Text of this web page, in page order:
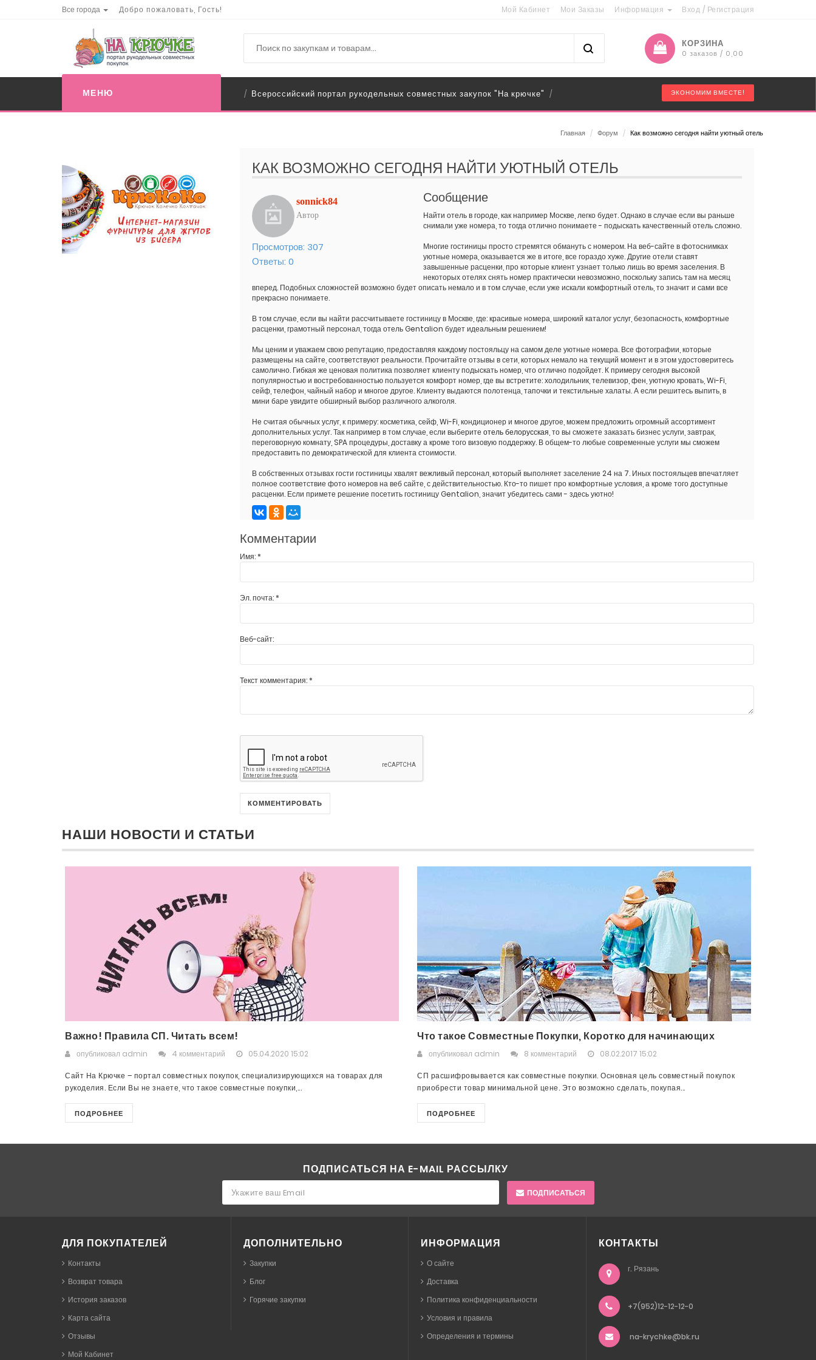
Все города Добро пожаловать, Гость! Мой Кабинет Мои Заказы Информация Вход / Регистрация
КОРЗИНА
0 заказов / 0,00
МЕНЮ / Всероссийский портал рукодельных совместных закупок "На крючке" / ЭКОНОМИМ ВМЕСТЕ!
Главная / Форум / Как возможно сегодня найти уютный отель
КАК ВОЗМОЖНО СЕГОДНЯ НАЙТИ УЮТНЫЙ ОТЕЛЬ
sonnick84
Автор
Просмотров: 307
Ответы: 0
Сообщение
Найти отель в городе, как например Москве, легко будет. Однако в случае если вы раньше
снимали уже номера, то тогда отлично понимаете - подыскать качественный отель сложно.
Многие гостиницы просто стремятся обмануть с номером. На веб-сайте в фотоснимках
уютные номера, оказывается же в итоге, все гораздо хуже. Другие отели ставят
завышенные расценки, про которые клиент узнает только лишь во время заселения. В
некоторых отелях снять номер практически невозможно, поскольку запись там на месяц
вперед. Подобных сложностей возможно будет описать немало и в том случае, если уже искали комфортный отель, то значит и сами все
прекрасно понимаете.
В том случае, если вы найти рассчитываете гостиницу в Москве, где: красивые номера, широкий каталог услуг, безопасность, комфортные
расценки, грамотный персонал, тогда отель Gentalion будет идеальным решением!
Мы ценим и уважаем свою репутацию, предоставляя каждому постояльцу на самом деле уютные номера. Все фотографии, которые
размещены на сайте, соответствуют реальности. Прочитайте отзывы в сети, которых немало на текущий момент и в этом удостоверитесь
самолично. Гибкая же ценовая политика позволяет клиенту подыскать номер, что отлично подойдет. К примеру сегодня высокой
популярностью и востребованностью пользуется комфорт номер, где вы встретите: холодильник, телевизор, фен, уютную кровать, Wi-Fi,
сейф, телефон, чайный набор и многое другое. Клиенту выдаются полотенца, тапочки и текстильные халаты. А если решитесь выпить, в
мини баре увидите обширный выбор различного алкоголя.
Не считая обычных услуг, к примеру: косметика, сейф, Wi-Fi, кондиционер и многое другое, можем предложить огромный ассортимент
дополнительных услуг. Так например в том случае, если выберите отель белорусская , то вы сможете заказать бизнес услуги, завтрак,
переговорную комнату, SPA процедуры, доставку а кроме того визовую поддержку. В общем-то любые современные услуги мы сможем
предоставить по демократической для клиента стоимости.
В собственных отзывах гости гостиницы хвалят вежливый персонал, который выполняет заселение 24 на 7. Иных постояльцев впечатляет
полное соответствие фото номеров на веб сайте, с действительностью. Кто-то пишет про комфортные условия, а кроме того доступные
расценки. Если примете решение посетить гостиницу Gentalion, значит убедитесь сами - здесь уютно!
Комментарии
Имя:*
Эл. почта:*
Веб-сайт:
Текст комментария:*
НАШИ НОВОСТИ И СТАТЬИ
Важно! Правила СП. Читать всем!
опубликовал admin 4 комментарий 05.04.2020 15:02
Сайт На Крючке – портал совместных покупок, специализирующихся на товарах для
рукоделия. Если Вы не знаете, что такое совместные покупки,...
ПОДРОБНЕЕ
Что такое Совместные Покупки, Коротко для начинающих
опубликовал admin 8 комментарий 08.02.2017 15:02
СП расшифровывается как совместные покупки. Основная цель совместный покупок
приобрести товар минимальной цене. Это возможно сделать, покупая...
ПОДРОБНЕЕ
ПОДПИСАТЬСЯ НА E-MAIL РАССЫЛКУ
ПОДПИСАТЬСЯ
ДЛЯ ПОКУПАТЕЛЕЙ
Контакты
Возврат товара
История заказов
Карта сайта
Отзывы
Мой Кабинет
ДОПОЛНИТЕЛЬНО
Закупки
Блог
Горячие закупки
ИНФОРМАЦИЯ
О сайте
Доставка
Политика конфиденциальности
Условия и правила
Определения и термины
КОНТАКТЫ
г. Рязань
+7(952)12-12-12-0
na-krychke@bk.ru